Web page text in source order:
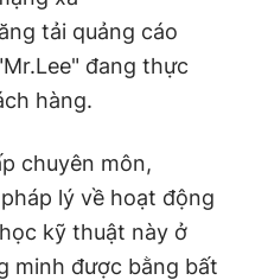
tải quảng cáo
đang thực
hàng.
chuyên môn,
lý về hoạt động
kỹ thuật này ở
minh được bằng bất